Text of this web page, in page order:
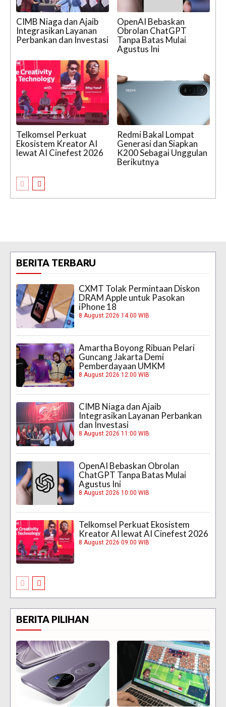
CIMB Niaga dan Ajaib
Integrasikan Layanan
Perbankan dan Investasi
OpenAI Bebaskan
Obrolan ChatGPT
Tanpa Batas Mulai
Agustus Ini
Telkomsel Perkuat
Ekosistem Kreator AI
lewat AI Cinefest 2026
Redmi Bakal Lompat
Generasi dan Siapkan
K200 Sebagai Unggulan
Berikutnya
BERITA TERBARU
CXMT Tolak Permintaan Diskon
DRAM Apple untuk Pasokan
iPhone 18
8 August 2026 14:00 WIB
Amartha Boyong Ribuan Pelari
Guncang Jakarta Demi
Pemberdayaan UMKM
8 August 2026 12:00 WIB
CIMB Niaga dan Ajaib
Integrasikan Layanan Perbankan
dan Investasi
8 August 2026 11:00 WIB
OpenAI Bebaskan Obrolan
ChatGPT Tanpa Batas Mulai
Agustus Ini
8 August 2026 10:00 WIB
Telkomsel Perkuat Ekosistem
Kreator AI lewat AI Cinefest 2026
8 August 2026 09:00 WIB
BERITA PILIHAN